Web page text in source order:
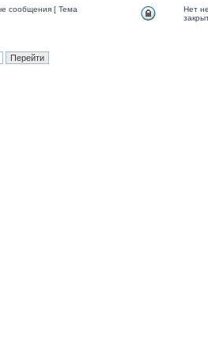
сообщения [ Тема
Нет